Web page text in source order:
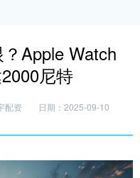
Apple Watch
尼特
配资
日期：2025-09-10